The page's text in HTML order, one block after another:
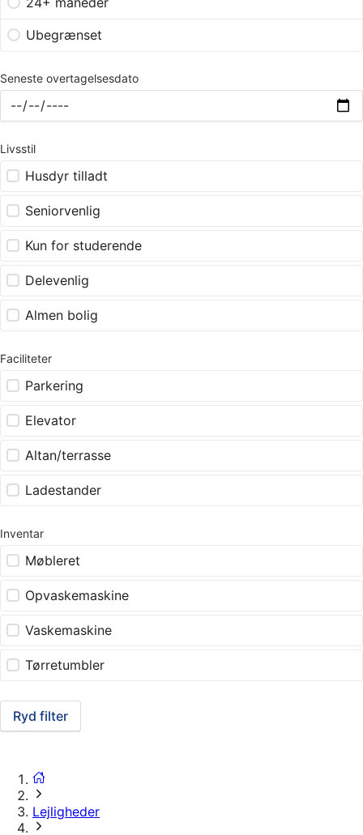
Ubegrænset
Seneste overtagelsesdato
Livsstil
Husdyr tilladt
Seniorvenlig
Kun for studerende
Delevenlig
Almen bolig
Faciliteter
Parkering
Elevator
Altan/terrasse
Ladestander
Inventar
Møbleret
Opvaskemaskine
Vaskemaskine
Tørretumbler
Ryd filter
Lejligheder